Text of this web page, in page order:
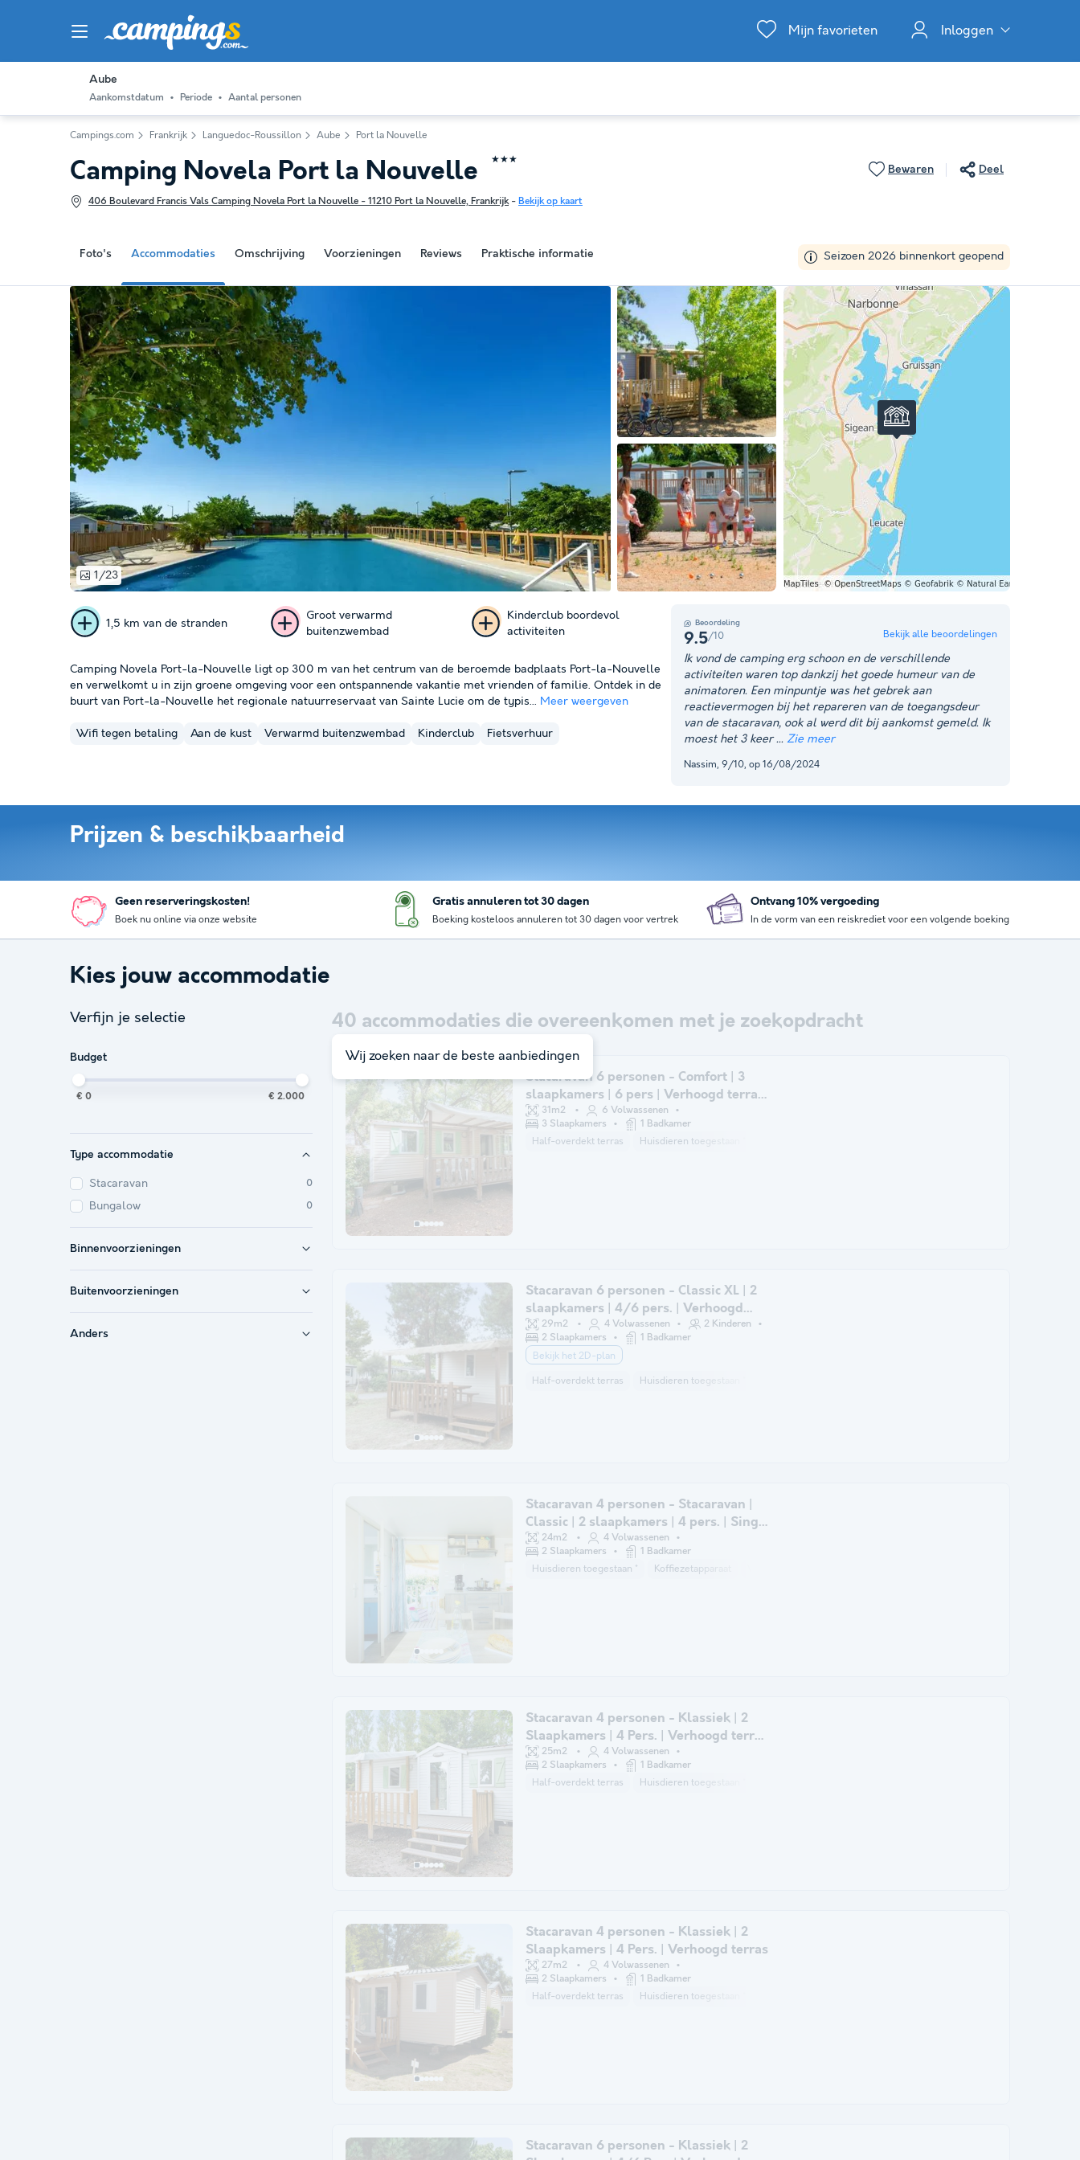
Mijn favorieten Inloggen
Aube
Aankomstdatum Periode Aantal personen
Campings.com Frankrijk Languedoc-Roussillon Aube Port la Nouvelle
Foto's Accommodaties Omschrijving Voorzieningen Reviews Praktische informatie Seizoen 2026 binnenkort geopend
Camping Novela Port la Nouvelle ★★★
Bewaren Deel
406 Boulevard Francis Vals Camping Novela Port la Nouvelle - 11210 Port la Nouvelle, Frankrijk- Bekijk op kaart
foto's
1/23
Beoordeling
9.5/10 Bekijk alle beoordelingen
Ik vond de camping erg schoon en de verschillende
activiteiten waren top dankzij het goede humeur van de
animatoren. Een minpuntje was het gebrek aan
reactievermogen bij het repareren van de toegangsdeur
van de stacaravan, ook al werd dit bij aankomst gemeld. Ik
moest het 3 keer
Zie meer
Nassim, 9/10, op 16/08/2024
1,5 km van de stranden
Groot verwarmd
buitenzwembad
Kinderclub boordevol
activiteiten
Camping Novela Port-la-Nouvelle ligt op 300 m van het centrum van de beroemde badplaats Port-la-Nouvelle
en verwelkomt u in zijn groene omgeving voor een ontspannende vakantie met vrienden of familie. Ontdek in de
buurt van Port-la-Nouvelle het regionale natuurreservaat van Sainte Lucie om de typis... Meer weergeven
Wifi tegen betaling Aan de kust Verwarmd buitenzwembad Kinderclub Fietsverhuur
Prijzen & beschikbaarheid
Geen reserveringskosten!
Boek nu online via onze website
Gratis annuleren tot 30 dagen
Boeking kosteloos annuleren tot 30 dagen voor vertrek
Ontvang 10% vergoeding
In de vorm van een reiskrediet voor een volgende boeking
Kies jouw accommodatie
Verfijn je selectie
Budget
€ 0 € 2.000
Type accommodatie
Stacaravan 0
Bungalow 0
Binnenvoorzieningen
Buitenvoorzieningen
Anders
40 accommodaties die overeenkomen met je zoekopdracht
Stacaravan 6 personen - Comfort | 3
slaapkamers | 6 pers | Verhoogd terras |
Airconditioning
31m2
6 Volwassenen
3 Slaapkamers
1 Badkamer
Half-overdekt terras Huisdieren toegestaan *
Stacaravan 6 personen - Classic XL | 2
slaapkamers | 4/6 pers. | Verhoogd
terras | Airconditioning.
29m2 4 Volwassenen
2 Kinderen
2 Slaapkamers
1 Badkamer
Bekijk het 2D-plan
Half-overdekt terras Huisdieren toegestaan *
Stacaravan 4 personen - Stacaravan |
Classic | 2 slaapkamers | 4 pers. | Single
terras | Air-con.
24m2
4 Volwassenen
2 Slaapkamers
1 Badkamer
Huisdieren toegestaan * Koffiezetapparaat
Stacaravan 4 personen - Klassiek | 2
Slaapkamers | 4 Pers. | Verhoogd terras
| Airconditioning.
25m2
4 Volwassenen
2 Slaapkamers
1 Badkamer
Half-overdekt terras Huisdieren toegestaan *
Stacaravan 4 personen - Klassiek | 2
Slaapkamers | 4 Pers. | Verhoogd terras
27m2
4 Volwassenen
2 Slaapkamers
1 Badkamer
Half-overdekt terras Huisdieren toegestaan *
Stacaravan 6 personen - Klassiek | 2
Wij zoeken naar de beste aanbiedingen